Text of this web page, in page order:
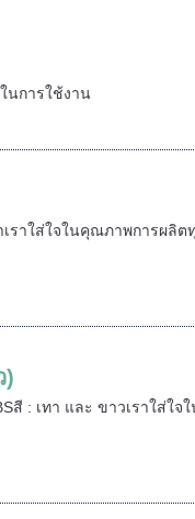
นการใช้งาน
เราใส่ใจในคุณภาพการผลิ
)
สี : เทา และ ขาวเราใส่ใ